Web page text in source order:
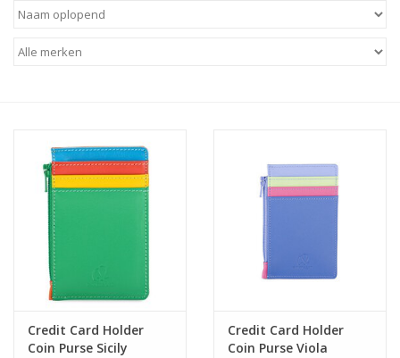
Credit Card Holder
Coin Purse Sicily
Credit Card Holder
Coin Purse Viola